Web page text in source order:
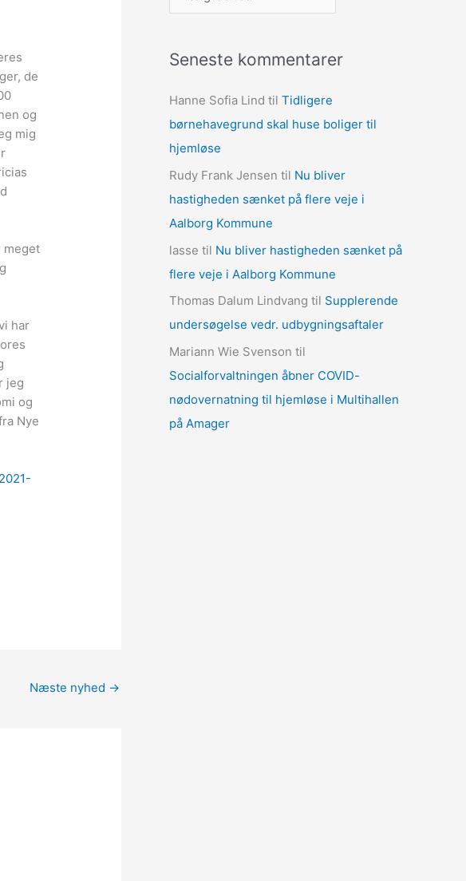
de
og
mig
meget
har
jeg
og
Nye
Næste nyhed →
r
i
e
r
Seneste kommentarer
Hanne Sofia Lind til Tidligere
børnehavegrund skal huse boliger til
hjemløse
Rudy Frank Jensen til Nu bliver
hastigheden sænket på flere veje i
Aalborg Kommune
lasse til Nu bliver hastigheden sænket på
flere veje i Aalborg Kommune
Thomas Dalum Lindvang til Supplerende
undersøgelse vedr. udbygningsaftaler
Mariann Wie Svenson til
Socialforvaltningen åbner COVID-
nødovernatning til hjemløse i Multihallen
på Amager